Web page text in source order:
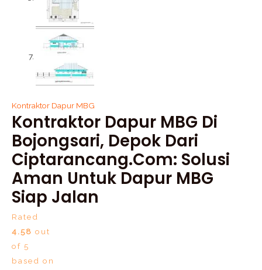
Kontraktor Dapur MBG
Kontraktor Dapur MBG Di
Bojongsari, Depok Dari
Ciptarancang.com: Solusi
Aman Untuk Dapur MBG
Siap Jalan
Rated
4.58 out
of 5
based on